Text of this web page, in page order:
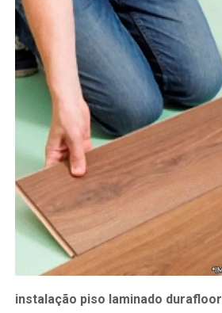
instalação piso laminado durafloor